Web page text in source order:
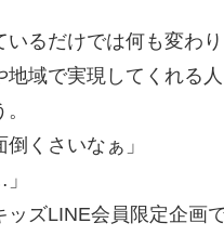
るだけでは何も変わり
域で実現してくれる
くさいなぁ」
ズLINE会員限定企画で